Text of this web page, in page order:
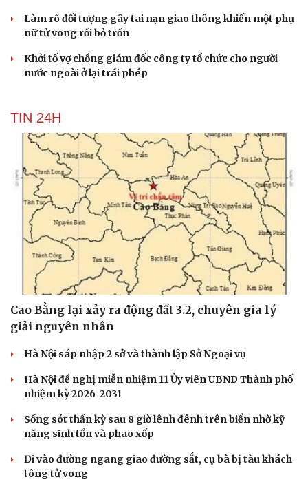
Làm rõ đối tượng gây tai nạn giao thông khiến một phụ
nữ tử vong rồi bỏ trốn
Khởi tố vợ chồng giám đốc công ty tổ chức cho người
nước ngoài ở lại trái phép
TIN 24H
Cao Bằng lại xảy ra động đất 3.2, chuyên gia lý
giải nguyên nhân
Hà Nội sáp nhập 2 sở và thành lập Sở Ngoại vụ
Hà Nội đề nghị miễn nhiệm 11 Ủy viên UBND Thành phố
nhiệm kỳ 2026-2031
Sống sót thần kỳ sau 8 giờ lênh đênh trên biển nhờ kỹ
năng sinh tồn và phao xốp
Đi vào đường ngang giao đường sắt, cụ bà bị tàu khách
tông tử vong